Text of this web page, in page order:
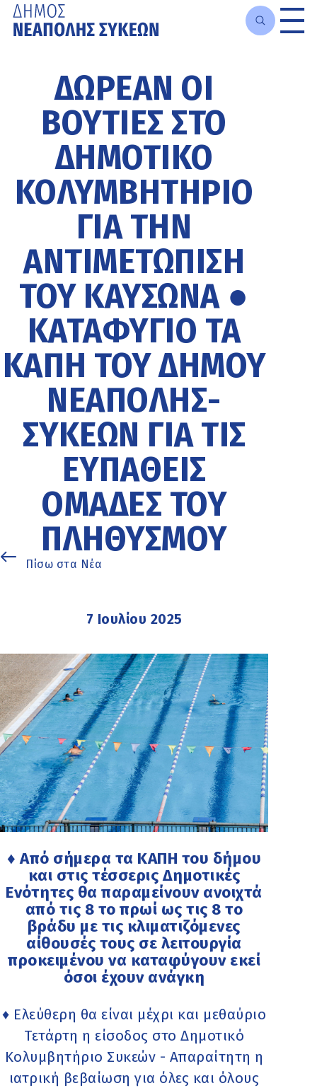
περιεχόμενοΔΩΡΕΆΝ ΟΙ
ΒΟΥΤΙΈΣ ΣΤΟ
ΔΗΜΟΤΙΚΌ
ΚΟΛΥΜΒΗΤΉΡΙΟ
ΓΙΑ ΤΗΝ
ΑΝΤΙΜΕΤΏΠΙΣΗ
ΤΟΥ ΚΑΎΣΩΝΑ ●
ΚΑΤΑΦΎΓΙΟ ΤΑ
ΚΑΠΗ ΤΟΥ ΔΉΜΟΥ
ΝΕΆΠΟΛΗΣ-
ΣΥΚΕΏΝ ΓΙΑ ΤΙΣ
ΕΥΠΑΘΕΊΣ
ΟΜΆΔΕΣ ΤΟΥ
ΠΛΗΘΥΣΜΟΎ
Πίσω στα Νέα
7 Ιουλίου 2025
♦ Από σήμερα τα ΚΑΠΗ του δήμου
και στις τέσσερις Δημοτικές
Ενότητες θα παραμείνουν ανοιχτά
από τις 8 το πρωί ως τις 8 το
βράδυ με τις κλιματιζόμενες
αίθουσές τους σε λειτουργία
προκειμένου να καταφύγουν εκεί
όσοι έχουν ανάγκη
♦ Ελεύθερη θα είναι μέχρι και μεθαύριο
Τετάρτη η είσοδος στο Δημοτικό
Κολυμβητήριο Συκεών - Απαραίτητη η
ιατρική βεβαίωση για όλες και όλους